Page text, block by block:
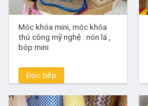
Móc khóa mini, móc khóa
thủ công mỹ nghệ : nón lá ,
bóp mini
Đọc tiếp